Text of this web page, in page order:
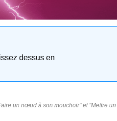
dessus en
un nœud à son mouchoir" et "Mettre